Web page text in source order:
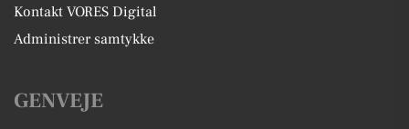
Kontakt VORES Digital
Administrer samtykke
GENVEJE